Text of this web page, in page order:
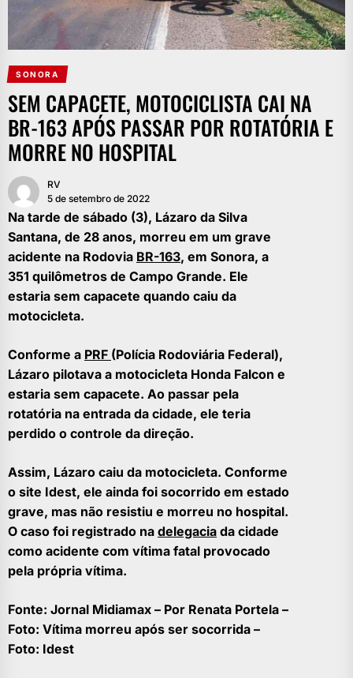
SONORA
SEM CAPACETE, MOTOCICLISTA CAI NA
BR-163 APÓS PASSAR POR ROTATÓRIA E
MORRE NO HOSPITAL
RV
5 de setembro de 2022
Na tarde de sábado (3), Lázaro da Silva
Santana, de 28 anos, morreu em um grave
acidente na Rodovia BR-163, em Sonora, a
351 quilômetros de Campo Grande. Ele
estaria sem capacete quando caiu da
motocicleta.
Conforme a PRF (Polícia Rodoviária Federal),
Lázaro pilotava a motocicleta Honda Falcon e
estaria sem capacete. Ao passar pela
rotatória na entrada da cidade, ele teria
perdido o controle da direção.
Assim, Lázaro caiu da motocicleta. Conforme
o site Idest, ele ainda foi socorrido em estado
grave, mas não resistiu e morreu no hospital.
O caso foi registrado na delegacia da cidade
como acidente com vítima fatal provocado
pela própria vítima.
Fonte: Jornal Midiamax – Por Renata Portela –
Foto: Vítima morreu após ser socorrida –
Foto: Idest